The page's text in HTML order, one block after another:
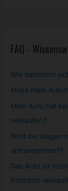
FAQ -
Wie bestimmt
Muss mein
Mein Auto hat
verkaufen?
Wird der Wagen
abtransportiert?
Das Auto ist
trotzdem